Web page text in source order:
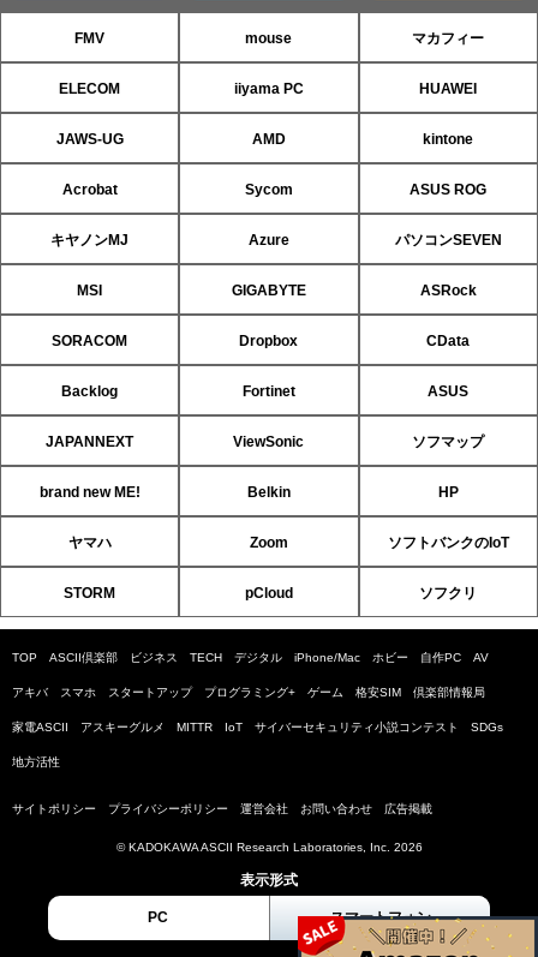
FMV mouse マカフィー
ELECOM iiyama PC HUAWEI
JAWS-UG AMD kintone
Acrobat Sycom ASUS ROG
キヤノンMJ Azure パソコンSEVEN
MSI GIGABYTE ASRock
SORACOM Dropbox CData
Backlog Fortinet ASUS
JAPANNEXT ViewSonic ソフマップ
brand new ME! Belkin HP
ヤマハ Zoom ソフトバンクのIoT
STORM pCloud ソフクリ
TOP ASCII倶楽部 ビジネス TECH デジタル iPhone/Mac ホビー 自作PC AV
アキバ スマホ スタートアップ プログラミング+ ゲーム 格安SIM 倶楽部情報局
家電ASCII アスキーグルメ MITTR IoT サイバーセキュリティ小説コンテスト SDGs
地方活性
サイトポリシー プライバシーポリシー 運営会社 お問い合わせ 広告掲載
© KADOKAWA ASCII Research Laboratories, Inc. 2026
表示形式
PC スマートフォン